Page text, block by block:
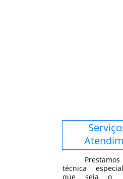
Prestamos
técnica
que seja o